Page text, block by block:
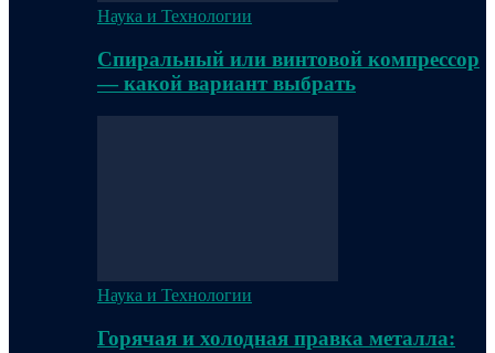
Наука и Технологии
Спиральный или винтовой компрессор
— какой вариант выбрать
Наука и Технологии
Горячая и холодная правка металла: